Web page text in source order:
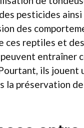
pesticides ainsi
des
ces reptiles et
peuvent entraîner
ils jouent
la préservation